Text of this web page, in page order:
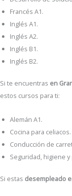
Francés A1.
Inglés A1.
Inglés A2.
Inglés B1.
Inglés B2.
Si te encuentras en
estos cursos para ti:
Alemán A1.
Cocina para celiacos.
Conducción de
Seguridad, higiene
Si estas desempleado